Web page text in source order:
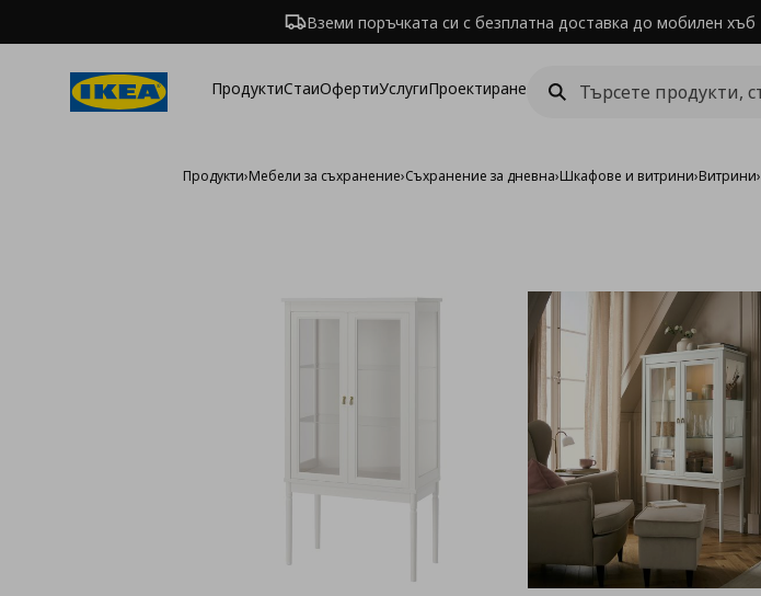
Вземи поръчката си с безплатна доставка до мобилен хъб
ПродуктиСтаиОфертиУслугиПроектиране
Продукти›Мебели за съхранение›Съхранение за дневна›Шкафове и витрини›Витрини›